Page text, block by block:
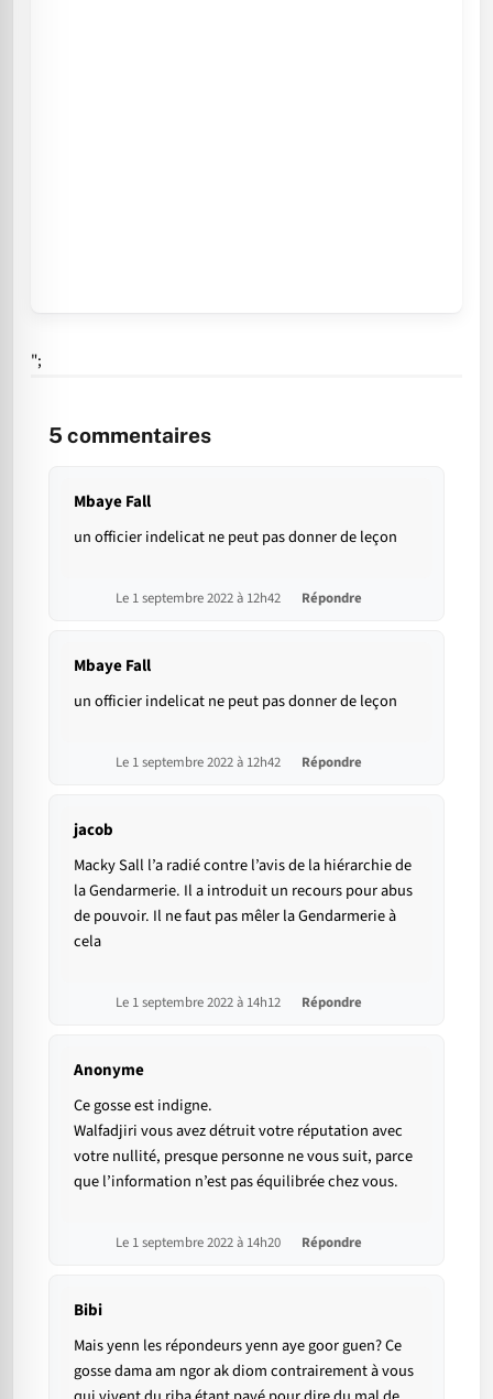
";
5 commentaires
Mbaye Fall
un officier indelicat ne peut pas donner de leçon
Le 1 septembre 2022 à 12h42 Répondre
Mbaye Fall
un officier indelicat ne peut pas donner de leçon
Le 1 septembre 2022 à 12h42 Répondre
jacob
Macky Sall l’a radié contre l’avis de la hiérarchie de
la Gendarmerie. Il a introduit un recours pour abus
de pouvoir. Il ne faut pas mêler la Gendarmerie à
cela
Le 1 septembre 2022 à 14h12 Répondre
Anonyme
Ce gosse est indigne.
Walfadjiri vous avez détruit votre réputation avec
votre nullité, presque personne ne vous suit, parce
que l’information n’est pas équilibrée chez vous.
Le 1 septembre 2022 à 14h20 Répondre
Bibi
Mais yenn les répondeurs yenn aye goor guen? Ce
gosse dama am ngor ak diom contrairement à vous